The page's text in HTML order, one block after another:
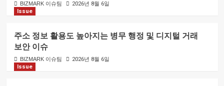
BIZMARK 이슈팀
2026년 8월 6일
Issue
주소 정보 활용도 높아지는 병무 행정 및 디지털 거래
보안 이슈
BIZMARK 이슈팀
2026년 8월 6일
Issue